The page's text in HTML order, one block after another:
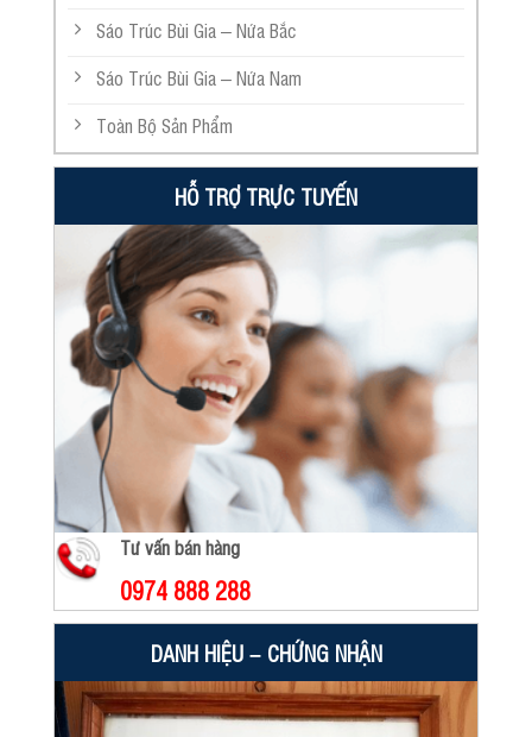
Sáo Trúc Bùi Gia – Nứa Bắc
Sáo Trúc Bùi Gia – Nứa Nam
Toàn Bộ Sản Phẩm
HỖ TRỢ TRỰC TUYẾN
Tư vấn bán hàng
0974 888 288
DANH HIỆU – CHỨNG NHẬN